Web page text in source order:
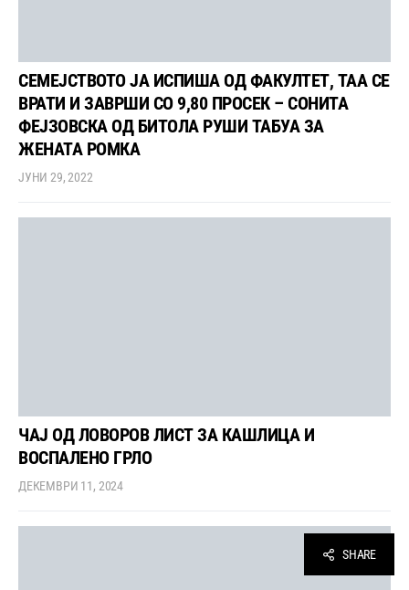
СЕМЕЈСТВОТО ЈА ИСПИША ОД ФАКУЛТЕТ, ТАА СЕ
ВРАТИ И ЗАВРШИ СО 9,80 ПРОСЕК – СОНИТА
ФЕЈЗОВСКА ОД БИТОЛА РУШИ ТАБУА ЗА
ЖЕНАТА РОМКА
ЈУНИ 29, 2022
ЧАЈ ОД ЛОВОРОВ ЛИСТ ЗА КАШЛИЦА И
ВОСПАЛЕНО ГРЛО
ДЕКЕМВРИ 11, 2024
SHARE